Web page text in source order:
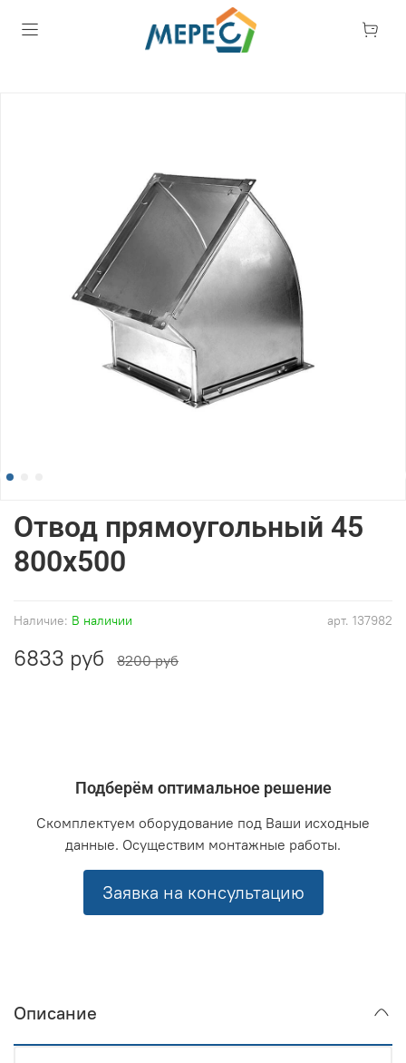
арт. 137982
Наличие: В наличии
Отвод прямоугольный 45
800x500
6833 руб 8200 руб
Подберём оптимальное решение
Скомплектуем оборудование под Ваши исходные
данные. Осуществим монтажные работы.
Заявка на консультацию
Описание